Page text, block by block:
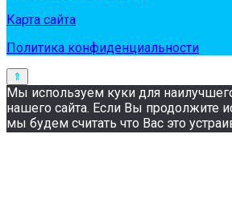
Карта сайта
Политика конфиденциальности
Мы используем куки для
нашего сайта. Если Вы продолжите
мы будем считать что Вас это